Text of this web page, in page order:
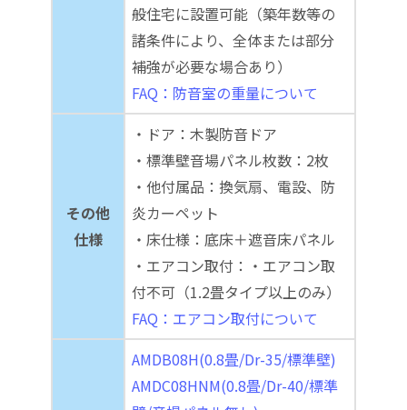
般住宅に設置可能（築年数等の
諸条件により、全体または部分
補強が必要な場合あり）
FAQ：防音室の重量について
その他
仕様
・ドア：木製防音ドア
・標準壁音場パネル枚数：2枚
・他付属品：換気扇、電設、防
炎カーペット
・床仕様：底床＋遮音床パネル
・エアコン取付：・エアコン取
付不可（1.2畳タイプ以上のみ）
FAQ：エアコン取付について
AMDB08H(0.8畳/Dr-35/標準壁)
AMDC08HNM(0.8畳/Dr-40/標準